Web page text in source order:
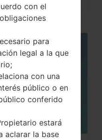
06
MAY
con el
para
legal a la que
con una
público o en
conferido
estará
aclarar la base